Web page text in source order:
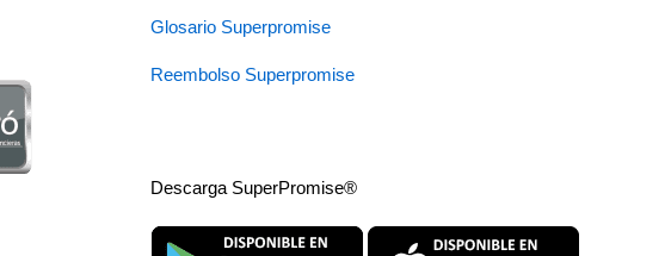
Glosario Superpromise
Reembolso Superpromise
Descarga SuperPromise®